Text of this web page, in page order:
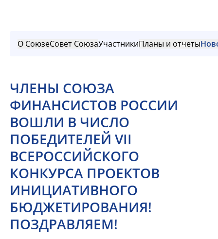
О СоюзеСовет СоюзаУчастникиПланы и отчеты
ЧЛЕНЫ СОЮЗА
ФИНАНСИСТОВ РОССИИ
ВОШЛИ В ЧИСЛО
ПОБЕДИТЕЛЕЙ VII
ВСЕРОССИЙСКОГО
КОНКУРСА ПРОЕКТОВ
ИНИЦИАТИВНОГО
БЮДЖЕТИРОВАНИЯ!
ПОЗДРАВЛЯЕМ!